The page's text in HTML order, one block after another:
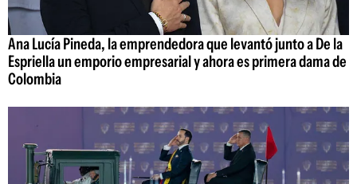
Ana Lucía Pineda, la emprendedora que levantó junto a De la
Espriella un emporio empresarial y ahora es primera dama de
Colombia